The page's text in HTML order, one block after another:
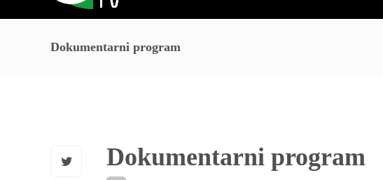
Dokumentarni program
Dokumentarni program